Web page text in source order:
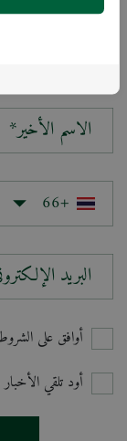
الاسم الأخير*
البريد
أوافق على
أود تلقي